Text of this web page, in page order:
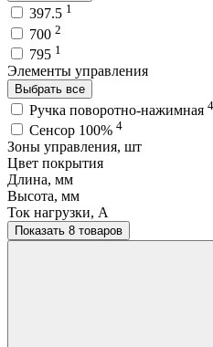
397.5 1
700 2
795 1
Элементы управления
Выбрать все
Ручка поворотно-нажимная 4
Сенсор 100% 4
Зоны управления, шт
Цвет покрытия
Длина, мм
Высота, мм
Ток нагрузки, A
Показать 8 товаров